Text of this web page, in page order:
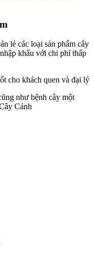
lẻ các loại sản phẩm cây
khẩu với chi phí thấp
cho khách quen và đại lý
như bệnh cây một
Cảnh